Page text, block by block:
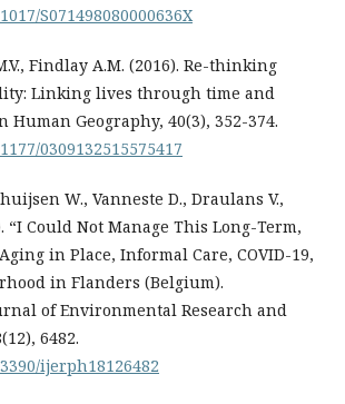
S071498080000636X
Findlay A.M. (2016). Re-thinking
Linking lives through time and
Human Geography, 40(3), 352-374.
0309132515575417
W., Vanneste D., Draulans V.,
“I Could Not Manage This Long-Term,
in Place, Informal Care, COVID-19,
in Flanders (Belgium).
of Environmental Research and
6482.
ijerph18126482